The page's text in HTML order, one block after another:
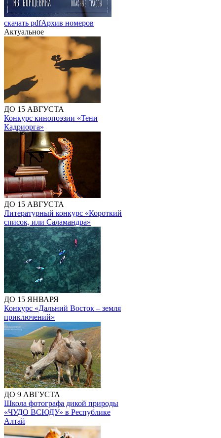
скачать pdfАрхив номеров
Актуальное
ДО 15 АВГУСТА
Конкурс кинопоэзии «Тени
Кадриорга»
ДО 15 АВГУСТА
Литературный конкурс «Короткий
список, или Саламандра»
ДО 15 ЯНВАРЯ
Конкурс «Дальний Восток – земля
приключений»
ДО 9 АВГУСТА
Школа фотографа дикой природы
«ЧУДО ВСЮДУ» в Республике
Алтай